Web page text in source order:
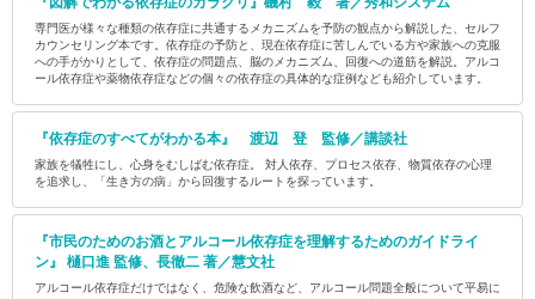
専門医が様々な種類の依存症に共通するメカニズムを予防の観点から解説した、セルフ
カウンセリング本です。依存症の予防と、現在依存症に苦しんでいる方や家族への克服
への手がかりとして、依存症の問題点、脳のメカニズム、回復への道筋を解説。アルコ
ール依存症や薬物依存症などの個々の依存症の具体的な症例なども紹介しています。
『依存症のすべてがわかる本』 渡辺 登 監修／講談社
家族を犠牲にし、心身をむしばむ依存症。 対人依存、プロセス依存、物質依存の心理
を追求し、「生き方の病」から回復するルートを探っています。
『市民のためのお酒とアルコール依存症を理解するためのガイドライ
ン』 樋口進 監修、長徹二 著／慧文社
アルコール依存症だけではなく、危険な飲酒など、アルコール問題全般について平易に